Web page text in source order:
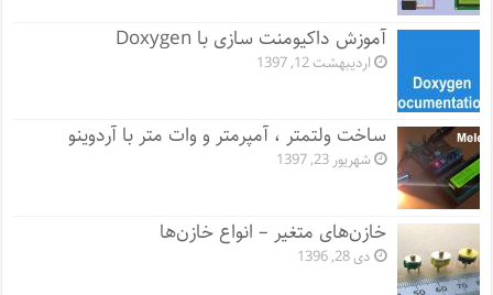
آموزش داکیومنت سازی با Doxygen
اردیبهشت 12, 1397
ساخت ولتمتر ، آمپرمتر و وات متر با آردوینو
شهریور 23, 1397
خازن‌های متغیر – انواع خازن‌ها
دی 28, 1396